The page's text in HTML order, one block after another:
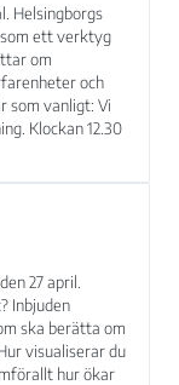
Helsingborgs
som ett verktyg
om
och
som vanligt: Vi
Klockan 12.30
27 april.
Inbjuden
ska berätta om
visualiserar du
hur ökar